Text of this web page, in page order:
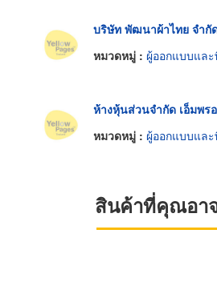
บริษัท พัฒนาผ้าไทย จำกั
หมวดหมู่ : ผู้ออกแบบแล
ห้างหุ้นส่วนจำกัด เอ็มพร
หมวดหมู่ : ผู้ออกแบบแล
สินค้าที่คุณอา